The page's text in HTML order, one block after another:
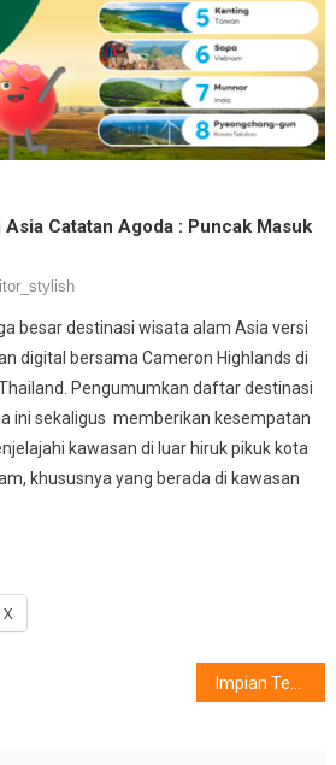
Catatan Agoda : Puncak Masuk
besar destinasi wisata alam Asia versi
digital bersama Cameron Highlands di
Pengumumkan daftar destinasi
ini sekaligus memberikan kesempatan
kawasan di luar hiruk pikuk kota
khususnya yang berada di kawasan
X